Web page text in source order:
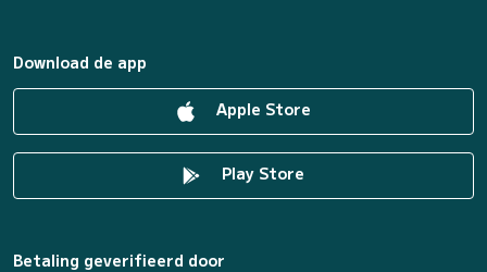
Download de app
Apple Store
Play Store
Betaling geverifieerd door